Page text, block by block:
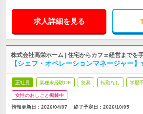
求人詳細を見る
株式会社高栄ホーム | 住宅からカフェ経営までを
【シェフ・オペレーションマネージャー
正社員 業種未経験OK 急募 転勤なし 学歴
女性のおしごと掲載中
情報更新日：2026/04/07 終了予定日： 2026/10/05